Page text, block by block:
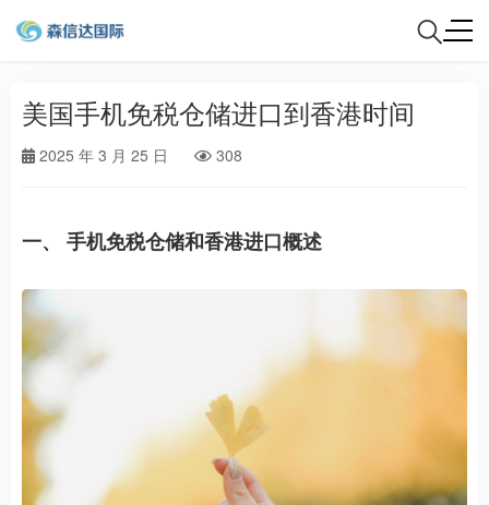
美国手机免税仓储进口到香港时间
2025 年 3 月 25 日 308
一、 手机免税仓储和香港进口概述